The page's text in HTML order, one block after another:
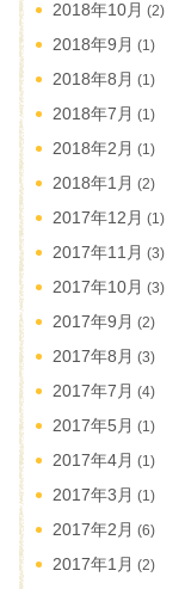
2018年10月 (2)
2018年9月 (1)
2018年8月 (1)
2018年7月 (1)
2018年2月 (1)
2018年1月 (2)
2017年12月 (1)
2017年11月 (3)
2017年10月 (3)
2017年9月 (2)
2017年8月 (3)
2017年7月 (4)
2017年5月 (1)
2017年4月 (1)
2017年3月 (1)
2017年2月 (6)
2017年1月 (2)